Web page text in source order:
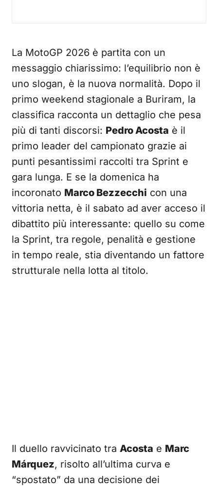
La MotoGP 2026 è partita con un
messaggio chiarissimo: l’equilibrio non è
uno slogan, è la nuova normalità. Dopo il
primo weekend stagionale a Buriram, la
classifica racconta un dettaglio che pesa
più di tanti discorsi: Pedro Acosta è il
primo leader del campionato grazie ai
punti pesantissimi raccolti tra Sprint e
gara lunga. E se la domenica ha
incoronato Marco Bezzecchi con una
vittoria netta, è il sabato ad aver acceso il
dibattito più interessante: quello su come
la Sprint, tra regole, penalità e gestione
in tempo reale, stia diventando un fattore
strutturale nella lotta al titolo.
Il duello ravvicinato tra Acosta e Marc
Márquez, risolto all’ultima curva e
“spostato” da una decisione dei